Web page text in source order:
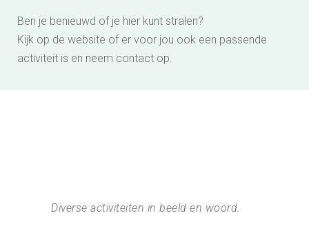
Ben je benieuwd of je hier kunt stralen?
Kijk op de website of er voor jou ook een passende
activiteit is en neem contact op.
Diverse activiteiten in beeld en woord.